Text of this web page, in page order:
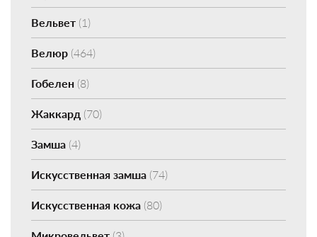
Вельвет (1)
Велюр (464)
Гобелен (8)
Жаккард (70)
Замша (4)
Искусственная замша (74)
Искусственная кожа (80)